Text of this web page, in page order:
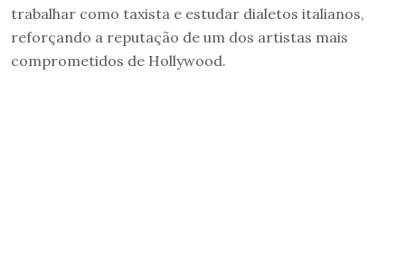
trabalhar como taxista e estudar dialetos italianos,
reforçando a reputação de um dos artistas mais
comprometidos de Hollywood.